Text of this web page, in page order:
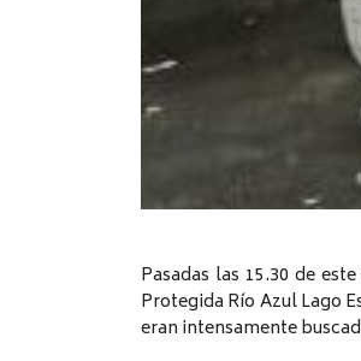
Pasadas las 15.30 de
Protegida Río Azul Lago
eran intensamente